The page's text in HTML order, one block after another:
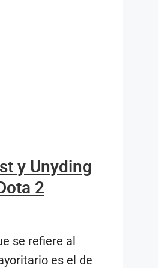
y Unyding
2
se refiere al
es el de